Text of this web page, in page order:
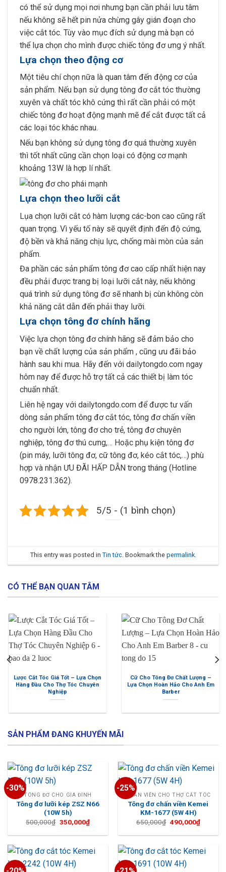
có thể sử dụng mọi nơi nhưng bạn cần phải lưu tâm
nếu không sẽ hết pin nửa chừng gây gián đoạn cho
việc cắt tóc. Tùy vào mục đích sử dụng mà bạn có
thể lựa chọn cho mình được chiếc tông đơ ưng ý nhất.
Lựa chọn theo động cơ
Một tiêu chí chọn nữa là quan tâm đến động cơ của
sản phẩm. Nếu bạn sử dụng tông đơ cắt tóc thường
xuyên và chất tóc khô cứng thì rất cần phải có một
chiếc tông đơ hoạt động mạnh mẽ để cắt được tất cả
các loại tóc khác nhau.
Nếu bạn không sử dụng tông đơ quá thường xuyên
thì tốt nhất cũng cần chọn loại có động cơ mạnh
khoảng 13W là hợp lí nhất.
Lựa chọn theo lưỡi cắt
Lụa chọn lưỡi cắt có hàm lượng các-bon cao cũng rất
quan trọng. Vì yếu tố này sẽ quyết định đến độ cứng,
độ bền và khả năng chịu lực, chống mài mòn của sản
phẩm.
Đa phần các sản phẩm tông đơ cao cấp nhất hiện nay
đều phải được trang bị loại lưỡi cắt này, nếu không
quá trình sử dụng tông đơ sẽ nhanh bị cùn không còn
khả năng cắt dẫn đến phải thay lưỡi.
Lựa chọn tông đơ chính hãng
Việc lựa chọn tông đơ chính hãng sẽ đảm bảo cho
bạn về chất lượng của sản phẩm , cũng ưu đãi bảo
hành sau khi mua. Hãy đến với dailytongdo.com ngay
hôm nay để được hỗ trợ tất cả các thiết bị làm tóc
chuẩn nhất.
Liên hệ ngay với dailytongdo.com để được tư vấn
dòng sản phẩm tông đơ cắt tóc, tông đơ chấn viền
cho người lớn, tông đơ cho trẻ, tông đơ chuyên
nghiệp, tông đơ thú cưng,… Hoặc phụ kiện tông đơ
(pin máy, lưỡi tông đơ, cữ tông đơ, kéo cắt tóc,…) phù
hợp và nhận ƯU ĐÃI HẤP DẪN trong tháng (Hotline
0978.231.362).
5/5 - (1 bình chọn)
This entry was posted in Tin tức. Bookmark the permalink.
CÓ THỂ BẠN QUAN TÂM
Cữ Cho Tông Đơ Chất Lượng –
Lựa Chọn Hoàn Hảo Cho Anh Em
Barber
Bộ Kéo Cắt Tóc Moren (M1) Cao
Cấp – Tặng Kèm Bao Da Đựng
Kéo + Lược Tony&Guy
SẢN PHẨM ĐANG KHUYẾN MÃI
-30%
TÔNG ĐƠ CHO GIA ĐÌNH
Tông đơ lưỡi kép ZSZ N66
(10W 5h)
500,000₫ Giá
là:
350,000₫Giá
hiện
tại
350,000₫.
-25%
CHẤN VIỀN CHO THỢ CẮT TÓC
Tông đơ chấn viền Kemei
KM-1677 (5W 4H)
650,000₫ Giá
là:
490,000₫Giá
hiện
tại